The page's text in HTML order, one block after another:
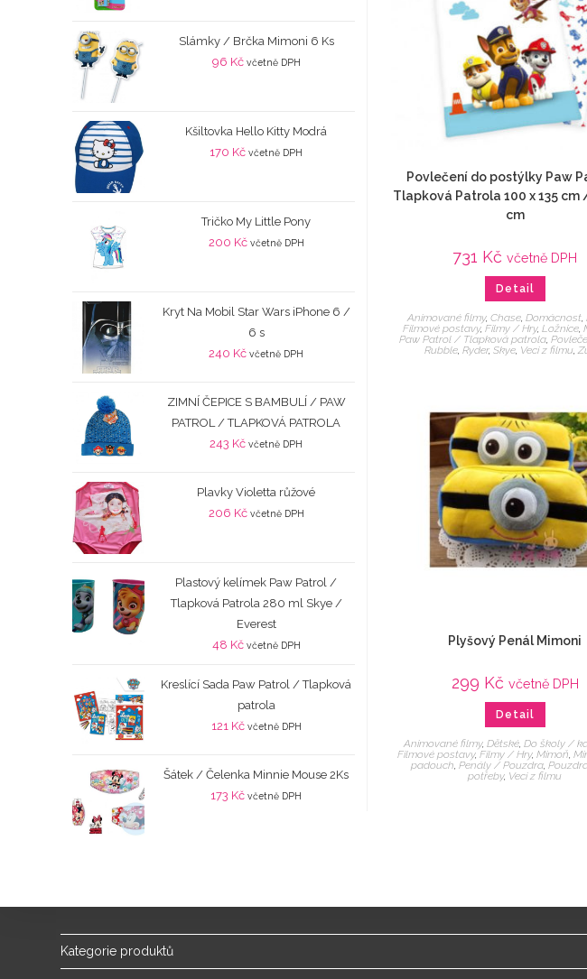
Povlečení do postýlky Paw
Tlapková Patrola 100 x 135 cm
cm
731 Kč včetně DPH
Detail
Animované filmy, Chase, Domácnost,
Filmové postavy, Filmy / Hry, Ložnice,
Paw Patrol / Tlapková patrola ,
Rubble, Ryder, Skye, Veci z filmu,
Plyšový Penál Mimoni
299 Kč včetně DPH
Detail
Animované filmy,Dětské,Do školy /
Filmové postavy, Filmy / Hry, Mimoň,
padouch,Penály / Pouzdra,
potřeby, Veci z filmu
Slámky / Brčka Mimoni 6 Ks
96 Kč včetně DPH
Kšiltovka Hello Kitty Modrá
170 Kč včetně DPH
Tričko My Little Pony
200 Kč včetně DPH
Kryt Na Mobil Star Wars iPhone 6 /
6 s
240 Kč včetně DPH
ZIMNÍ ČEPICE S BAMBULÍ / PAW
PATROL / TLAPKOVÁ PATROLA
243 Kč včetně DPH
Plavky Violetta růžové
206 Kč včetně DPH
Plastový kelímek Paw Patrol /
Tlapková Patrola 280 ml Skye /
Everest
48 Kč včetně DPH
Kreslící Sada Paw Patrol / Tlapková
patrola
121 Kč včetně DPH
Šátek / Čelenka Minnie Mouse 2Ks
173 Kč včetně DPH
Kategorie produktů